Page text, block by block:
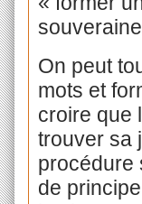
On peut
mots et
croire que
trouver sa
procédure
de